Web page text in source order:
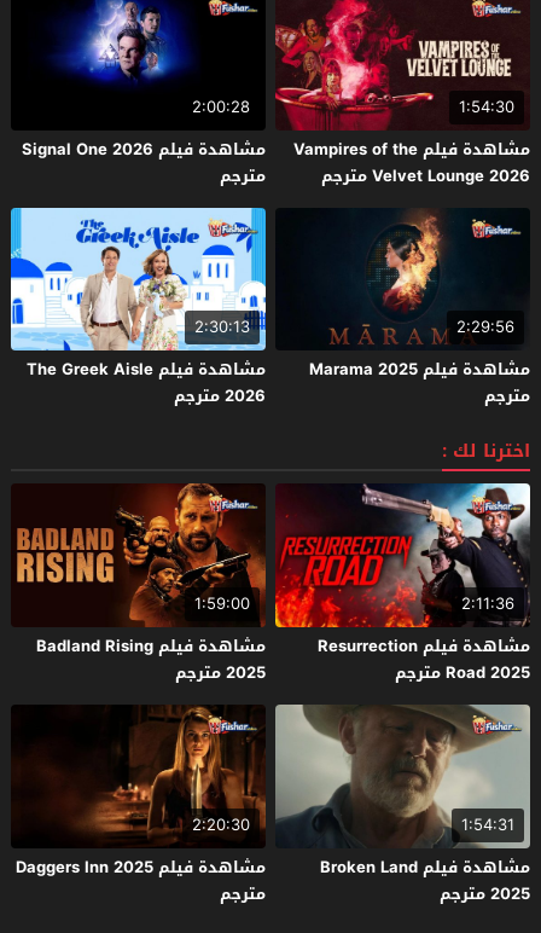
1:54:30
مشاهدة فيلم Vampires of the
Velvet Lounge 2026 مترجم
2:00:28
مشاهدة فيلم Signal One 2026
مترجم
2:29:56
مشاهدة فيلم Marama 2025
مترجم
2:30:13
مشاهدة فيلم The Greek Aisle
2026 مترجم
اخترنا لك :
2:11:36
مشاهدة فيلم Resurrection
Road 2025 مترجم
1:59:00
مشاهدة فيلم Badland Rising
2025 مترجم
1:54:31
مشاهدة فيلم Broken Land
2025 مترجم
2:20:30
مشاهدة فيلم Daggers Inn 2025
مترجم